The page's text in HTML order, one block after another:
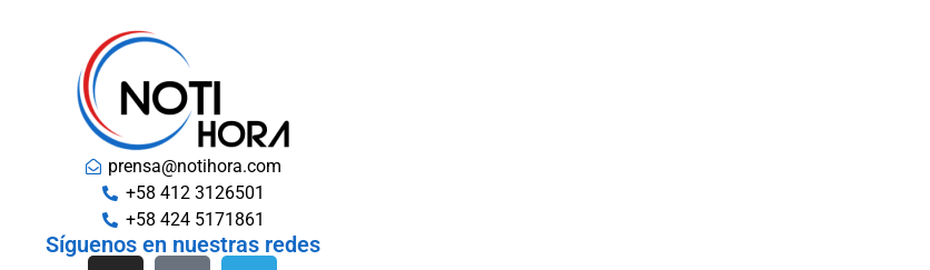
prensa@notihora.com
+58 412 3126501
+58 424 5171861
Síguenos en nuestras redes